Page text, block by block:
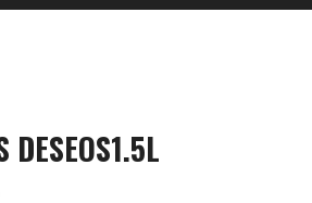
DESEOS1.5L